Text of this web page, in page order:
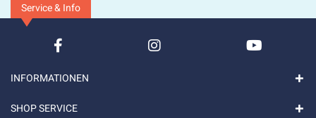
Service & Info
INFORMATIONEN
SHOP SERVICE